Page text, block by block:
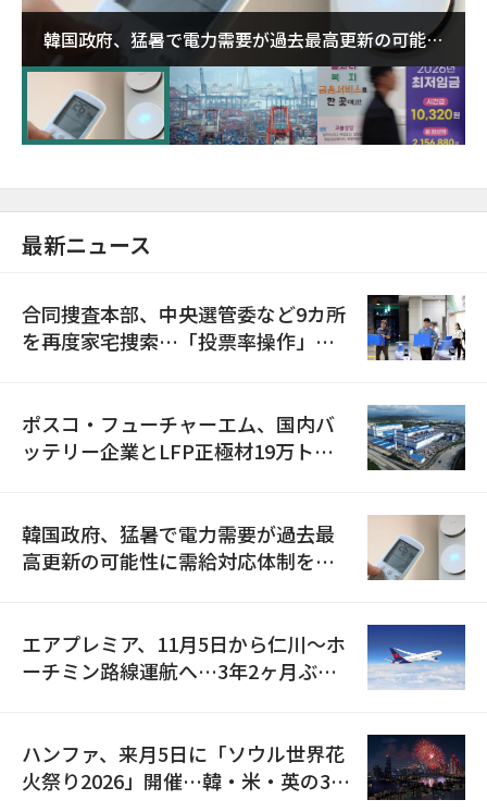
韓国政府、猛暑で電力需要が過去最高更新の可能性
に需給対応体制を点検
最新ニュース
合同捜査本部、中央選管委など9カ所
を再度家宅捜索…「投票率操作」の
ポスコ・フューチャーエム、国内バ
ッテリー企業とLFP正極材19万トン
韓国政府、猛暑で電力需要が過去最
高更新の可能性に需給対応体制を点
エアプレミア、11月5日から仁川〜ホ
ーチミン路線運航へ…3年2ヶ月ぶり
ハンファ、来月5日に「ソウル世界花
火祭り2026」開催…韓・米・英の3カ